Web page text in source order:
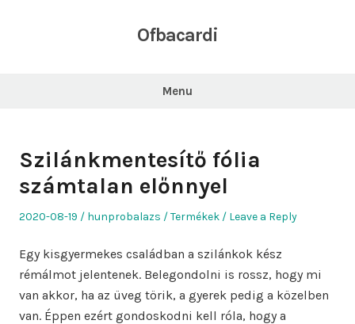
Ofbacardi
Menu
Szilánkmentesítő fólia
számtalan előnnyel
Posted
2020-08-19 Author
hunprobalazs
Posted
Termékek Leave a Reply
Egy kisgyermekes családban a szilánkok kész
rémálmot jelentenek. Belegondolni is rossz, hogy mi
van akkor, ha az üveg törik, a gyerek pedig a közelben
van. Éppen ezért gondoskodni kell róla, hogy a